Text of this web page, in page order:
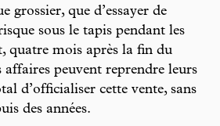
grossier, que d’essayer de
sous le tapis pendant les
quatre mois après la fin du
affaires peuvent reprendre leurs
d’officialiser cette vente, sans
des années.